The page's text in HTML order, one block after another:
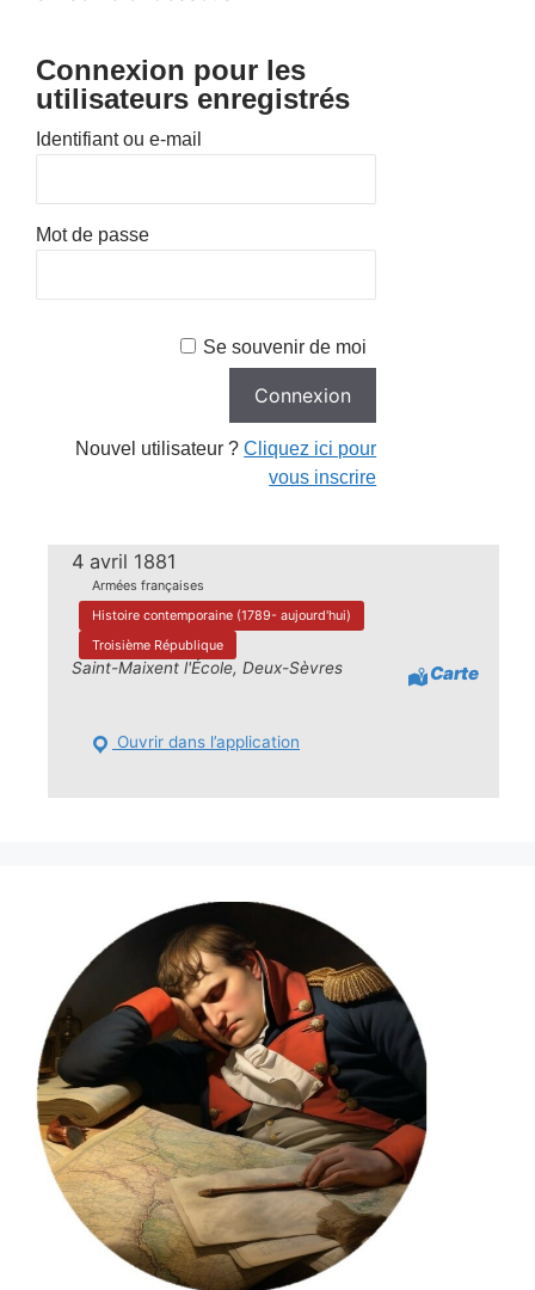
Connexion pour les
utilisateurs enregistrés
Identifiant ou e-mail
Mot de passe
Se souvenir de moi
Nouvel utilisateur ?Cliquez ici pour
vous inscrire
4 avril 1881
Armées françaises
Histoire contemporaine (1789- aujourd'hui)
Troisième République
Saint-Maixent l'École, Deux-Sèvres Carte
Ouvrir dans l’application